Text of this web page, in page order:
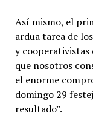
Así mismo, el
ardua tarea de
y cooperativistas
que nosotros
el enorme
domingo 29
resultado”.